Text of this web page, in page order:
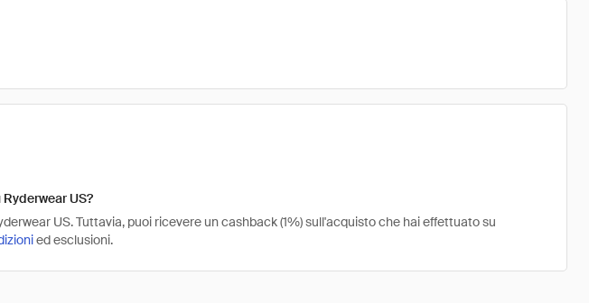
US?
US. Tuttavia, puoi ricevere un cashback (1%) sull'acquisto che hai effettuato su
ed esclusioni.